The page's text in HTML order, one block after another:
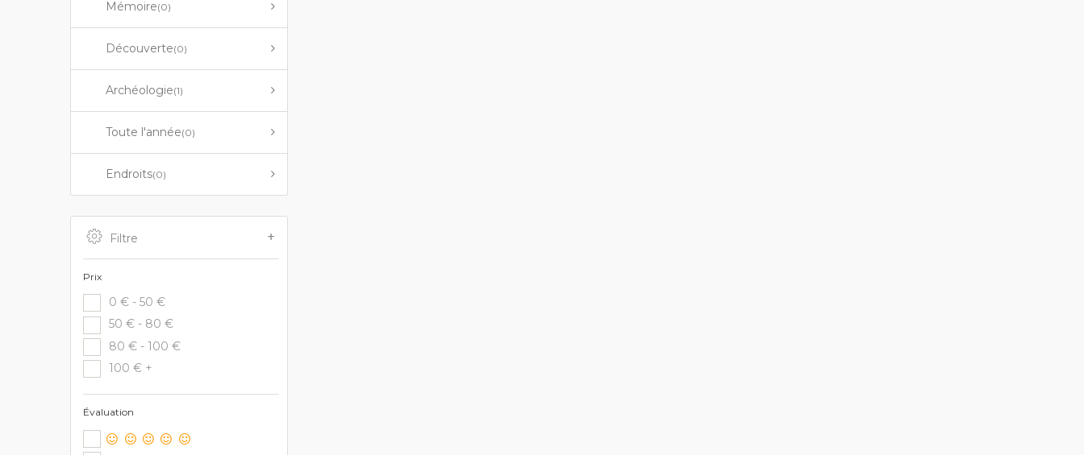
Mémoire(0)
Découverte(0)
Archéologie(1)
Toute l'année(0)
Endroits(0)
Filtre
Prix
0 € - 50 €
50 € - 80 €
80 € - 100 €
100 € +
Évaluation